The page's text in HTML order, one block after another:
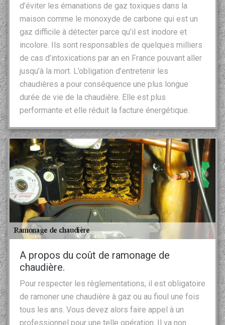
d’éviter les émanations de gaz toxiques dans la
maison comme le monoxyde de carbone qui est un
gaz difficile à détecter parce qu’il est inodore et
incolore. Ils sont responsables de quelques milliers
de cas d’intoxications par an en France pouvant aller
jusqu’à la mort. L’obligation d’entretenir les
chaudières a pour conséquence une plus longue
durée de vie de la chaudière. Elle est plus
performante et elle réduit la facture énergétique.
A propos du coût de ramonage de
chaudière.
Pour respecter les règlementations, il est obligatoire
de ramoner une chaudière à gaz ou au fioul une fois
tous les ans. Vous devez alors faire appel à un
professionnel pour une telle opération. Il va non